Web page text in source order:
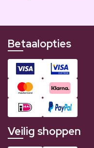
Betaalopties
Veilig shoppen